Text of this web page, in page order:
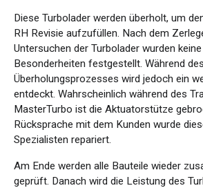
Diese Turbolader werden überholt, um
RH Revisie aufzufüllen. Nach dem
Untersuchen der Turbolader wurden
Besonderheiten festgestellt. Während des
Überholungsprozesses wird jedoch ein
entdeckt. Wahrscheinlich während des
MasterTurbo ist die Aktuatorstütze
Rücksprache mit dem Kunden wurde
Spezialisten repariert.
Am Ende werden alle Bauteile wieder
geprüft. Danach wird die Leistung des